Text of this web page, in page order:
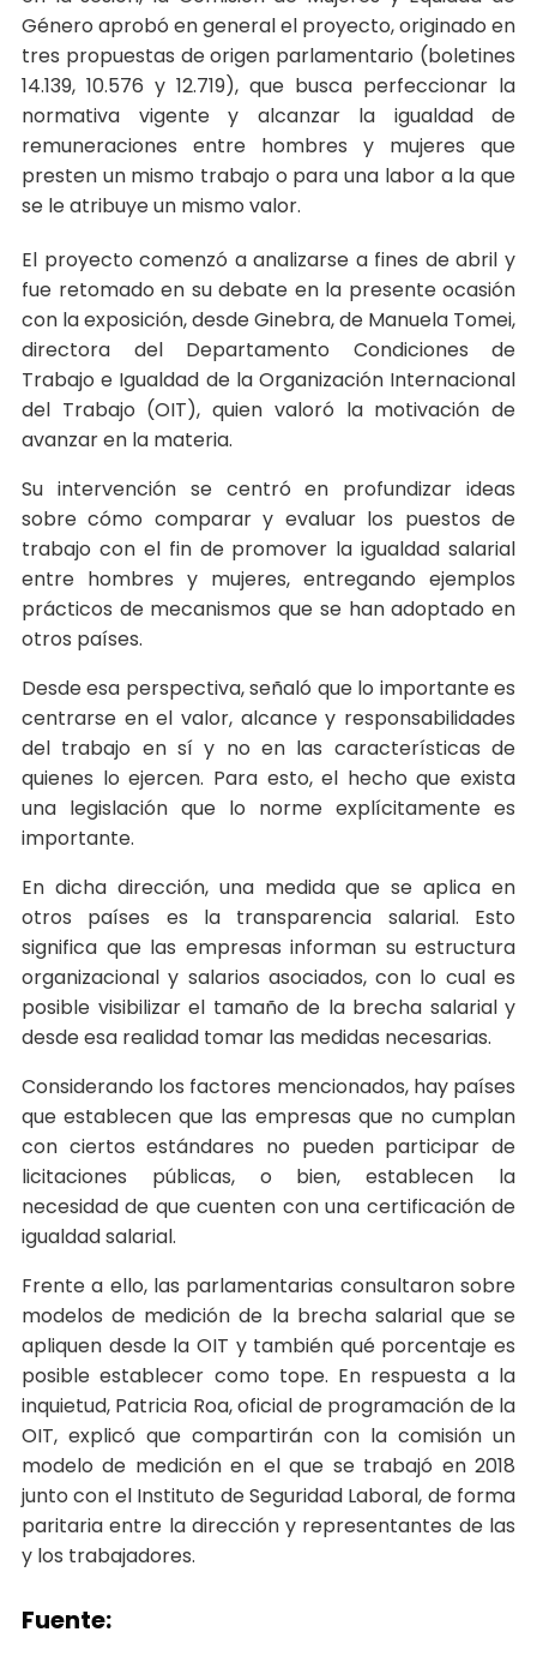
Género aprobó en general el proyecto, originado en
tres propuestas de origen parlamentario (boletines
14.139, 10.576 y 12.719), que busca perfeccionar la
normativa vigente y alcanzar la igualdad de
remuneraciones entre hombres y mujeres que
presten un mismo trabajo o para una labor a la que
se le atribuye un mismo valor.
El proyecto comenzó a analizarse a fines de abril y
fue retomado en su debate en la presente ocasión
con la exposición, desde Ginebra, de Manuela Tomei,
directora del Departamento Condiciones de
Trabajo e Igualdad de la Organización Internacional
del Trabajo (OIT), quien valoró la motivación de
avanzar en la materia.
Su intervención se centró en profundizar ideas
sobre cómo comparar y evaluar los puestos de
trabajo con el fin de promover la igualdad salarial
entre hombres y mujeres, entregando ejemplos
prácticos de mecanismos que se han adoptado en
otros países.
Desde esa perspectiva, señaló que lo importante es
centrarse en el valor, alcance y responsabilidades
del trabajo en sí y no en las características de
quienes lo ejercen. Para esto, el hecho que exista
una legislación que lo norme explícitamente es
importante.
En dicha dirección, una medida que se aplica en
otros países es la transparencia salarial. Esto
significa que las empresas informan su estructura
organizacional y salarios asociados, con lo cual es
posible visibilizar el tamaño de la brecha salarial y
desde esa realidad tomar las medidas necesarias.
Considerando los factores mencionados, hay países
que establecen que las empresas que no cumplan
con ciertos estándares no pueden participar de
licitaciones públicas, o bien, establecen la
necesidad de que cuenten con una certificación de
igualdad salarial.
Frente a ello, las parlamentarias consultaron sobre
modelos de medición de la brecha salarial que se
apliquen desde la OIT y también qué porcentaje es
posible establecer como tope. En respuesta a la
inquietud, Patricia Roa, oficial de programación de la
OIT, explicó que compartirán con la comisión un
modelo de medición en el que se trabajó en 2018
junto con el Instituto de Seguridad Laboral, de forma
paritaria entre la dirección y representantes de las
y los trabajadores.
Fuente: